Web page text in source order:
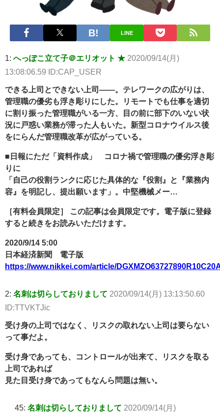
LINE
1: へっぽこ立て子＠エリオット ★ 2020/09/14(月)
13:08:06.59 ID:CAP_USER
できる上司とできない上司――。テレワークの広がりは、
管理職の優劣も浮き彫りにした。リモートでも仕事を適切
に割り振った管理職がいる一方、目の前に部下のいない状
況に戸惑い業務が滞った人もいた。新型コロナウイルス後
をにらんだ管理職改革が広がっている。
■日報にただ「資料作成」 コロナ禍で管理職の優劣浮き彫
りに
「自己の役割ランクに応じた具体的な『役割』と『業務内
容』を明記し、提出願います」。中堅機械メー…
［有料会員限定］ この記事は会員限定です。電子版に登録
すると続きをお読みいただけます。
2020/9/14 5:00
日本経済新聞 電子版
https://www.nikkei.com/article/
2: 名刺は切らしておりまして 2020/09/14(月) 13:13:50.60
ID:TTVKTJic
受け身の上司ではなく、リスクの取れない上司は要らない
って事だよ。
受け身であっても、コントロールが出来て、リスクを取る
上司であれば
見た目受け身であってもなんら問題は無い。
45: 名刺は切らしておりまして 2020/09/14(月)